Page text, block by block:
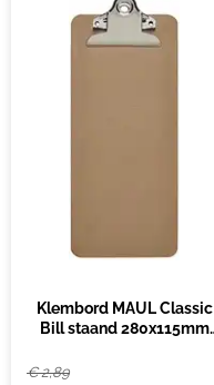
Klembord MAUL Classic
Bill staand 280x115mm
€2,89